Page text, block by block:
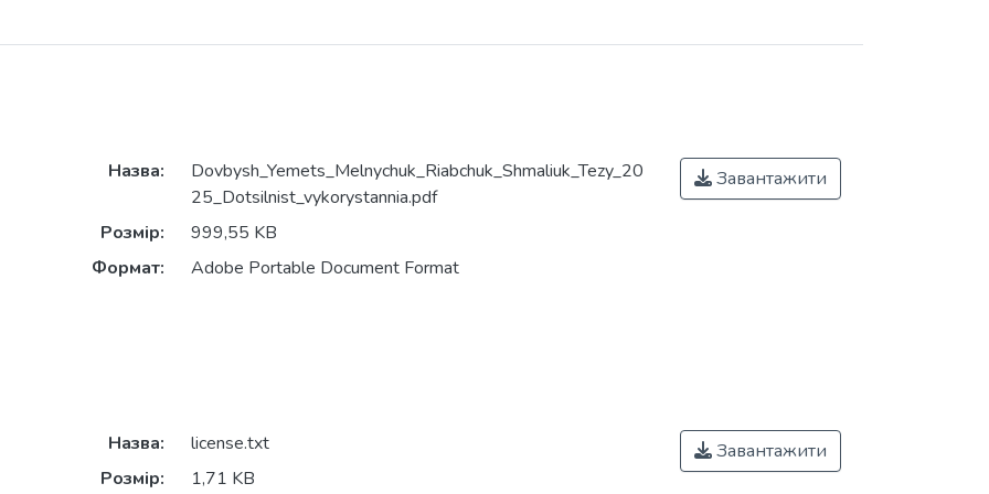
Назва:
Dovbysh_Yemets_Melnychuk_Riabchuk_Shmaliuk_Tezy_20
25_Dotsilnist_vykorystannia.pdf
Розмір:
999,55 KB
Формат:
Adobe Portable Document Format
Завантажити
Назва:
license.txt
Розмір:
1,71 KB
Завантажити